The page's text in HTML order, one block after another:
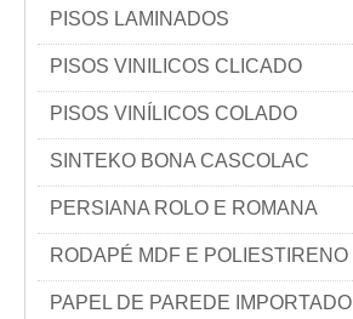
PISOS LAMINADOS
PISOS VINILICOS CLICADO
PISOS VINÍLICOS COLADO
SINTEKO BONA CASCOLAC
PERSIANA ROLO E ROMANA
RODAPÉ MDF E POLIESTIRENO
PAPEL DE PAREDE IMPORTADO